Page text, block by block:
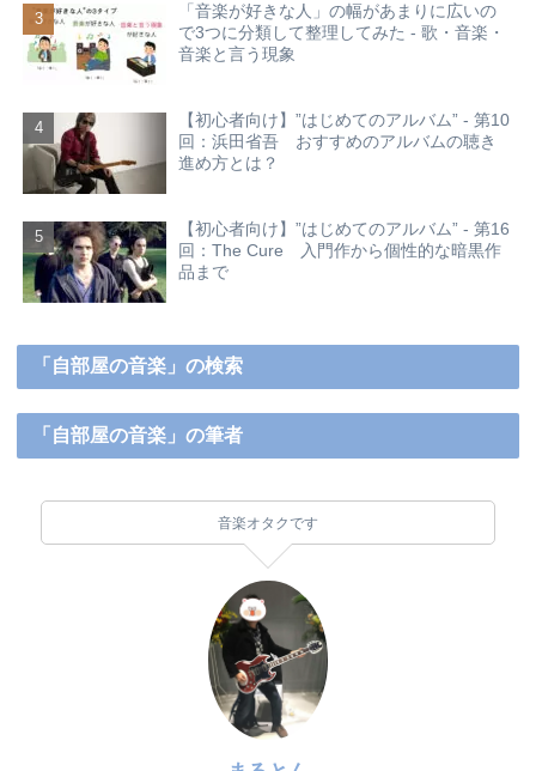
「音楽が好きな人」の幅があまりに広いの
で3つに分類して整理してみた - 歌・音楽・
音楽と言う現象
【初心者向け】”はじめてのアルバム” - 第10
回：浜田省吾 おすすめのアルバムの聴き
進め方とは？
【初心者向け】”はじめてのアルバム” - 第16
回：The Cure 入門作から個性的な暗黒作
品まで
「自部屋の音楽」の検索
「自部屋の音楽」の筆者
音楽オタクです